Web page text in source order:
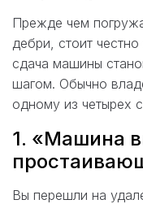
Прежде чем
дебри, стоит
сдача машины
шагом. Обычно
одному из четырех
1. «Машина
Вы перешли на